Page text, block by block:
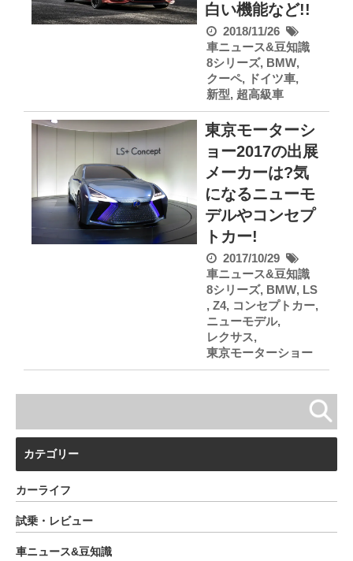
白い機能など!!
2018/11/26
車ニュース&豆知識
8シリーズ, BMW,
クーペ, ドイツ車,
新型, 超高級車
東京モーターシ
ョー2017の出展
メーカーは?気
になるニューモ
デルやコンセプ
トカー!
2017/10/29
車ニュース&豆知識
8シリーズ, BMW, LS
, Z4, コンセプトカー,
ニューモデル,
レクサス,
東京モーターショー
カテゴリー
カーライフ
試乗・レビュー
車ニュース&豆知識